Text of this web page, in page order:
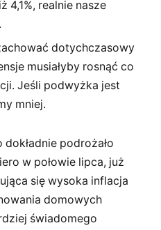
4,1%, realnie nasze
dotychczasowy
musiałyby rosnąć co
Jeśli podwyżka jest
mniej.
dokładnie podrożało
w połowie lipca, już
się wysoka inflacja
domowych
świadomego